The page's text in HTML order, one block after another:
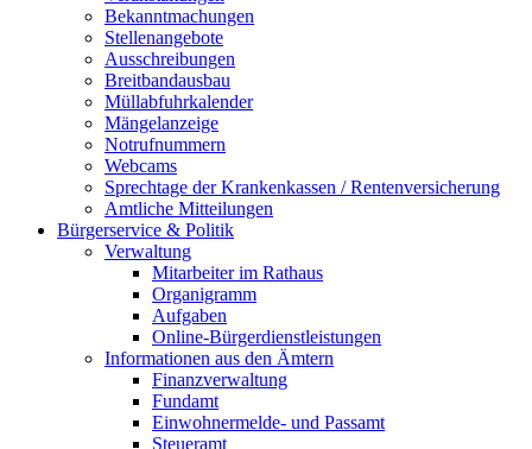
Bekanntmachungen
Stellenangebote
Ausschreibungen
Breitbandausbau
Müllabfuhrkalender
Mängelanzeige
Notrufnummern
Webcams
Sprechtage der Krankenkassen / Rentenversicherung
Amtliche Mitteilungen
Bürgerservice & Politik
Verwaltung
Mitarbeiter im Rathaus
Organigramm
Aufgaben
Online-Bürgerdienstleistungen
Informationen aus den Ämtern
Finanzverwaltung
Fundamt
Einwohnermelde- und Passamt
Steueramt